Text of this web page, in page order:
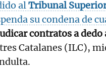
alTribunal
su condena de
contratos a dedo
Catalanes (ILC),